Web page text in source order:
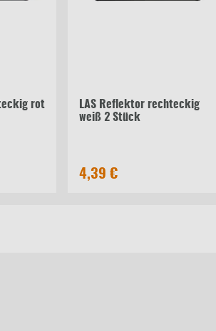
rot
LAS Reflektor rechteckig
weiß 2 Stück
4,39 €